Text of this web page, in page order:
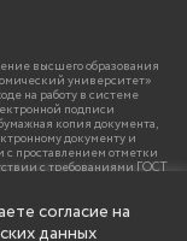
высшего образования
университет»
на работу в системе
подписи
копия документа,
документу и
с проставлением отметки
с требованиями ГОСТ
согласие на
данных